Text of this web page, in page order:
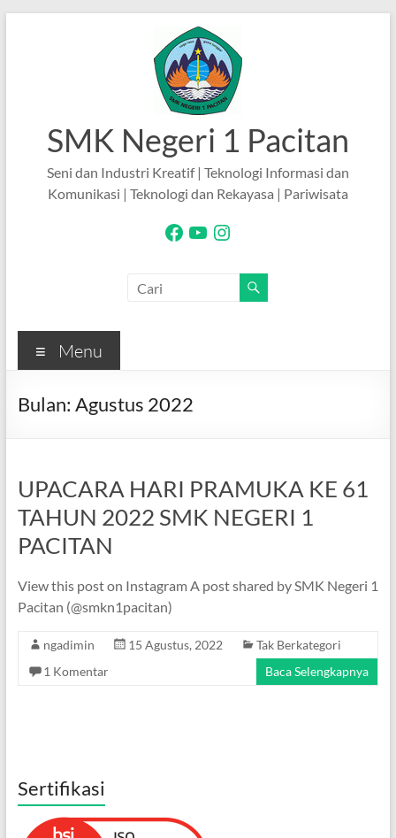
SMK Negeri 1 Pacitan
Seni dan Industri Kreatif | Teknologi Informasi dan
Komunikasi | Teknologi dan Rekayasa | Pariwisata
Facebook
YouTubeInstagram
Menu
Bulan: Agustus 2022
UPACARA HARI PRAMUKA KE 61
TAHUN 2022 SMK NEGERI 1
PACITAN
View this post on Instagram A post shared by SMK Negeri 1
Pacitan (@smkn1pacitan)
ngadimin 15 Agustus, 2022
Tak Berkategori
1 Komentar
Baca Selengkapnya
Sertifikasi